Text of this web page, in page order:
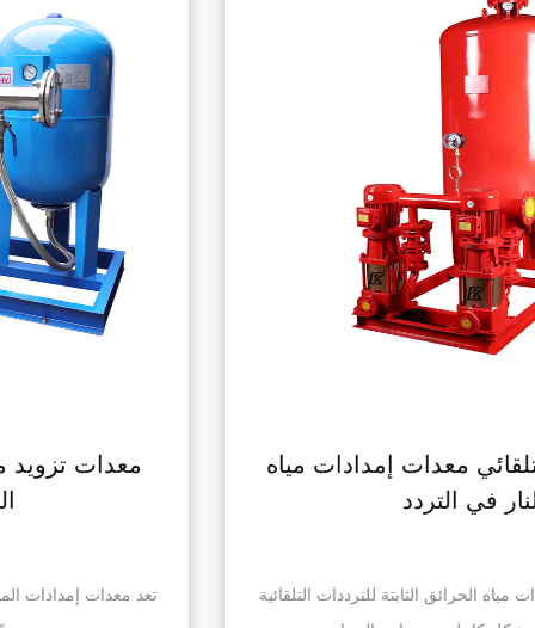
التردد التلقائي معدات إمدادات مياه
تصميم معدات إمدادات مياه الحرائق الثابتة للترددات التلقائية